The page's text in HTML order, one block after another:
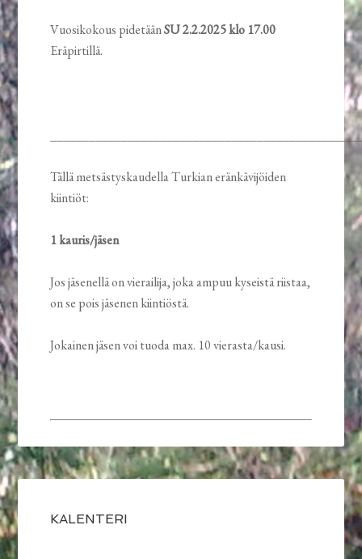
Vuosikokous pidetäänSU 2.2.2025 klo 17.00
Eräpirtillä.
Tällä metsästyskaudella Turkian eränkävijöiden
kiintiöt:
1 kauris/jäsen
Jos jäsenellä on vierailija, joka ampuu kyseistä riistaa,
on se pois jäsenen kiintiöstä.
Jokainen jäsen voi tuoda max. 10 vierasta/kausi.
KALENTERI